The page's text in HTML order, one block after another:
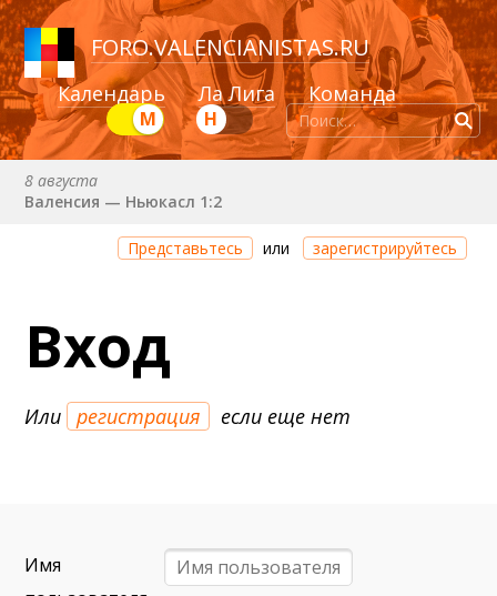
FORO.VALENCIANISTAS.RU
Календарь Ла Лига Команда
Н
М
8 августа
Валенсия — Ньюкасл 1:2
Через 13 дней 10 часов 52 минуты
Валенсия — Сельта
Валенсия — Бетис
30 августа (вс) в 19:30 (исп)
6 сентября (вс) в 16:15 (исп)
примерно 16 сентября
Алавес — Валенсия
Представьтесь или зарегистрируйтесь
Вход
Или регистрация если еще нет
Имя